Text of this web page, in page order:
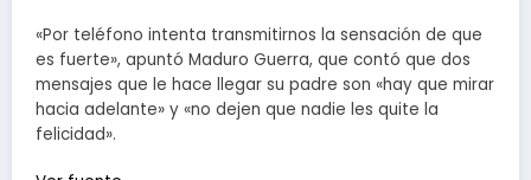
«Por teléfono intenta transmitirnos la sensación de que
es fuerte», apuntó Maduro Guerra, que contó que dos
mensajes que le hace llegar su padre son «hay que mirar
hacia adelante» y «no dejen que nadie les quite la
felicidad».